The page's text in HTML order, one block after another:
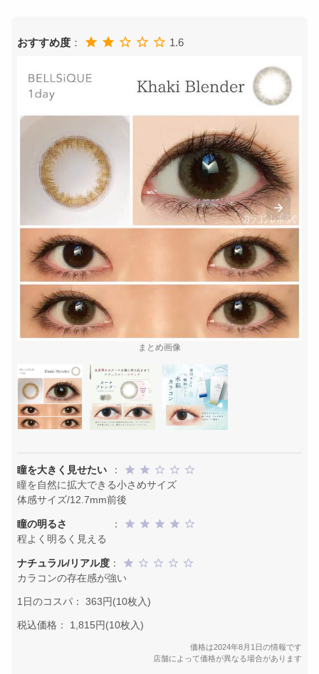
おすすめ度 ： 1.6
まとめ画像
瞳を大きく見せたい
：
瞳を自然に拡大できる小さめサイズ
体感サイズ/12.7mm前後
瞳の明るさ
：
程よく明るく見える
ナチュラル/リアル度 ：
カラコンの存在感が強い
1日のコスパ： 363円(10枚入)
税込価格： 1,815円(10枚入)
価格は2024年8月1日の情報です
店舗によって価格が異なる場合があります